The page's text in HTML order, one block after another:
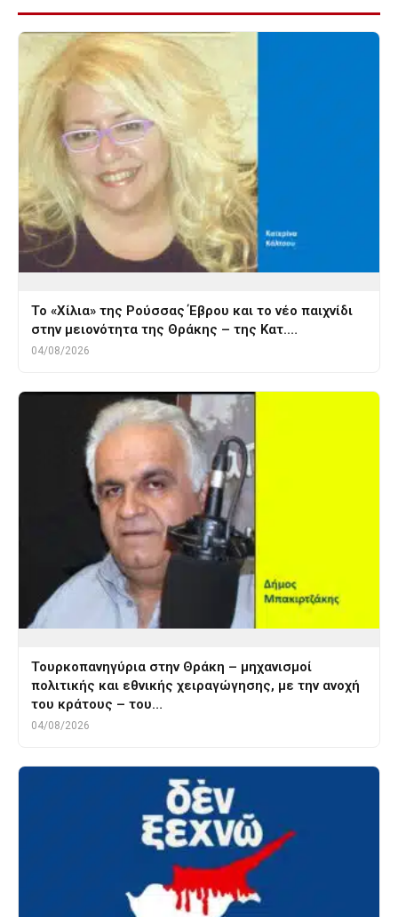
Το «Χίλια» της Ρούσσας Έβρου και το νέο παιχνίδι
στην μειονότητα της Θράκης – της Κατ.…
04/08/2026
Τουρκοπανηγύρια στην Θράκη – μηχανισμοί
πολιτικής και εθνικής χειραγώγησης, με την ανοχή
του κράτους – του…
04/08/2026